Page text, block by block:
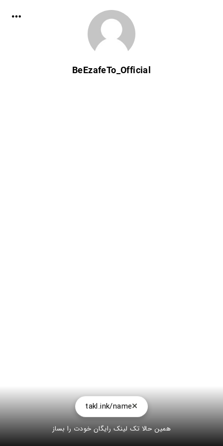
BeEzafeTo_Official
takl.ink/name
همین حالا تک لینک رایگان خودت را بساز